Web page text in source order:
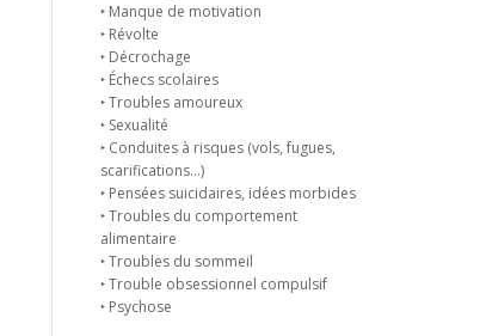
‣ Manque de motivation
‣ Révolte
‣ Décrochage
‣ Échecs scolaires
‣ Troubles amoureux
‣ Sexualité
‣ Conduites à risques (vols, fugues,
scarifications…)
‣ Pensées suicidaires, idées morbides
‣ Troubles du comportement
alimentaire
‣ Troubles du sommeil
‣ Trouble obsessionnel compulsif
‣ Psychose